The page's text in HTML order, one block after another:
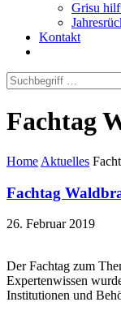
Grisu
Kontakt
Fachtag
Home Aktuelles
Fachtag
26. Februar 2019
Der Fachtag zum
Expertenwissen
Institutionen und